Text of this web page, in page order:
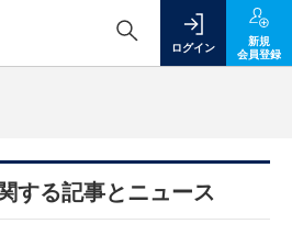
ログイン
新規
会員登録
する記事とニュース